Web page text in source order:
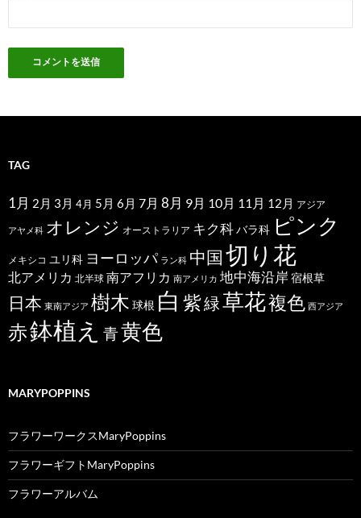
TAG
1月 2月 3月 4月 5月 6月 7月 8月 9月 10月 11月 12月 アジア
アヤメ科 オレンジ オーストラリア キク科バラ科 ピンク
メキシコ ユリ科 ヨーロッパ ラン科 中国切り花
北アメリカ 北半球 南アフリカ 南アメリカ 地中海沿岸 宿根草
日本 東南アジア 樹木 球根 白 紫緑草花複色 西アジア
赤鉢植え 青黄色
MARYPOPPINS
フラワーワークスMaryPoppins
フラワーギフトMaryPoppins
フラワーアルバム